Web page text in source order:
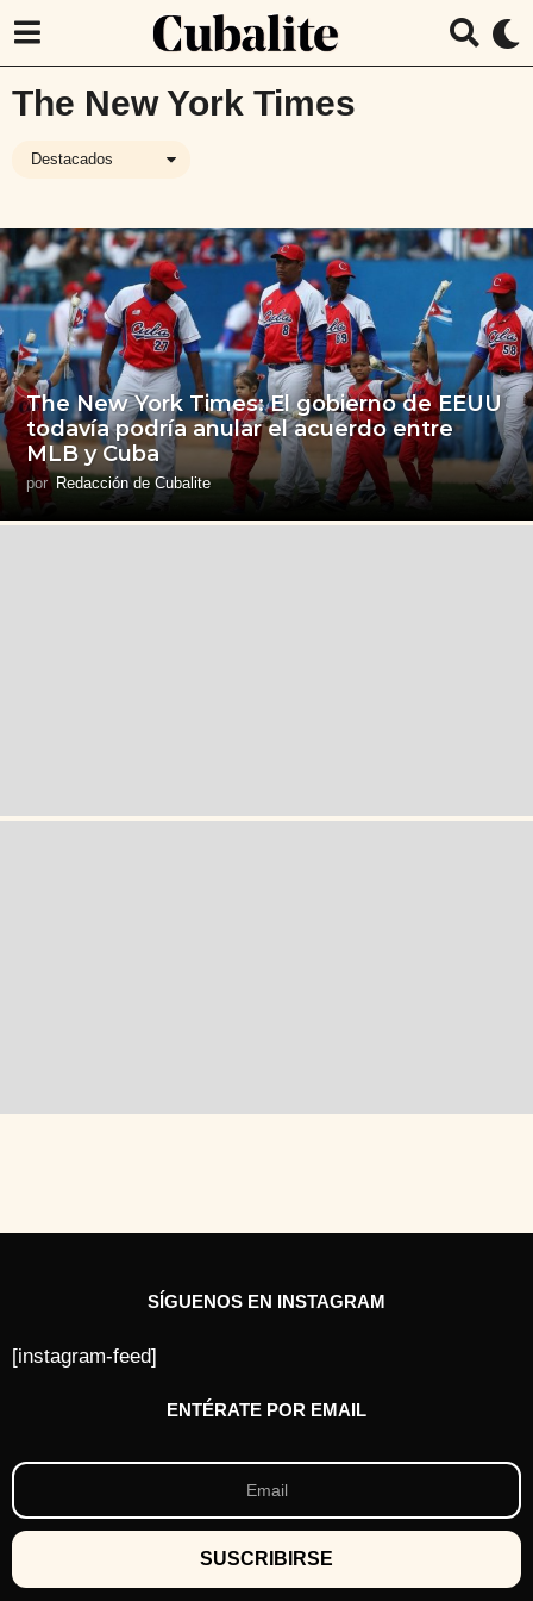
The New York Times
Destacados
The New York Times: El gobierno de EEUU
todavía podría anular el acuerdo entre
MLB y Cuba
por Redacción de Cubalite
SÍGUENOS EN INSTAGRAM
[instagram-feed]
ENTÉRATE POR EMAIL